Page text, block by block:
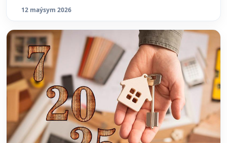
12 maýsym 2026